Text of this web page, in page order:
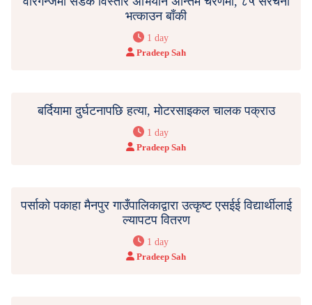
भत्काउन बाँकी
1 day
Pradeep Sah
बर्दियामा दुर्घटनापछि हत्या, मोटरसाइकल चालक पक्राउ
1 day
Pradeep Sah
पर्साको पकाहा मैनपुर गाउँपालिकाद्वारा उत्कृष्ट एसईई विद्यार्थीलाई
ल्यापटप वितरण
1 day
Pradeep Sah